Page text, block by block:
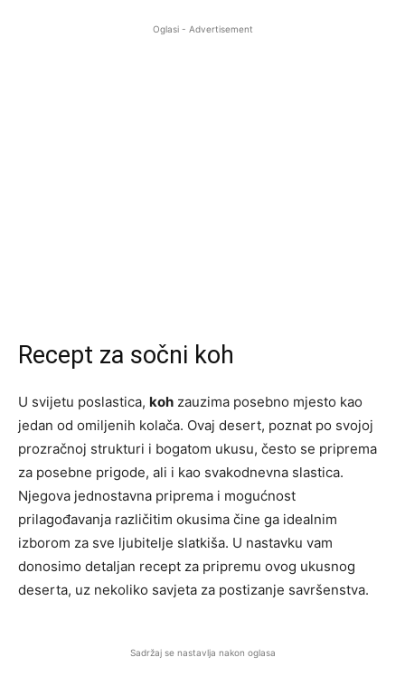
Oglasi - Advertisement
Recept za sočni koh
U svijetu poslastica, koh zauzima posebno mjesto kao
jedan od omiljenih kolača. Ovaj desert, poznat po svojoj
prozračnoj strukturi i bogatom ukusu, često se priprema
za posebne prigode, ali i kao svakodnevna slastica.
Njegova jednostavna priprema i mogućnost
prilagođavanja različitim okusima čine ga idealnim
izborom za sve ljubitelje slatkiša. U nastavku vam
donosimo detaljan recept za pripremu ovog ukusnog
deserta, uz nekoliko savjeta za postizanje savršenstva.
Sadržaj se nastavlja nakon oglasa